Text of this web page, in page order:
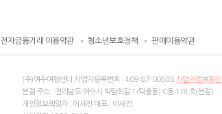
전자금융거래 이용약관 청소년보호정책 판매이용약관
(주)여수여행센터 사업자등록번호 : 409-87-00585 사업자정보확인
본점 주소 : 전라남도 여수시 박람회길 1(덕충동) C동 101호(본점)
개인정보책임자 : 이세진 대표 : 이세진